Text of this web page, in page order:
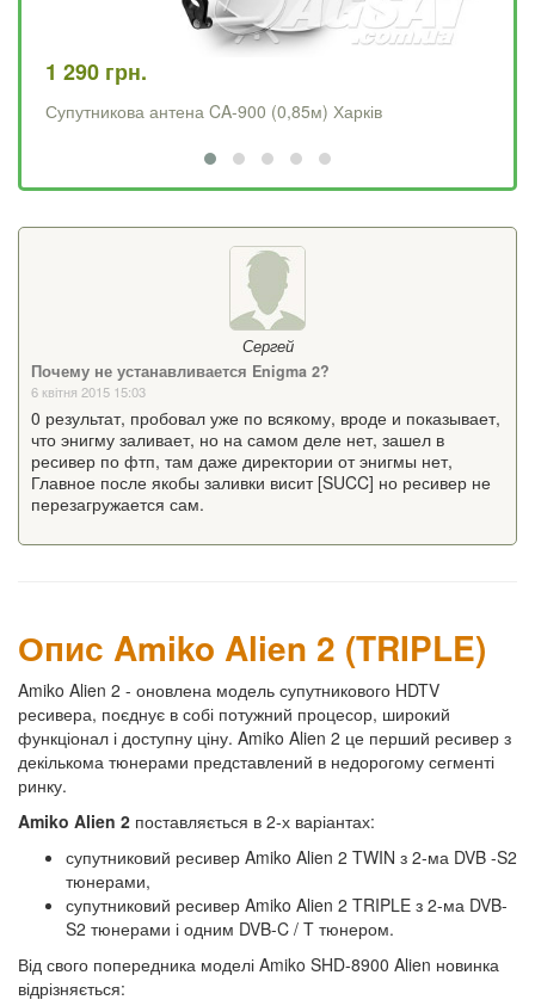
1 290 грн.
Супутникова антена CA-900 (0,85м) Харків
Сергей
Почему не устанавливается Enigma 2?
6 квітня 2015 15:03
0 результат, пробовал уже по всякому, вроде и показывает,
что энигму заливает, но на самом деле нет, зашел в
ресивер по фтп, там даже директории от энигмы нет,
Главное после якобы заливки висит [SUCC] но ресивер не
перезагружается сам.
Опис Amiko Alien 2 (TRIPLE)
Amiko Alien 2 - оновлена модель супутникового HDTV
ресивера, поєднує в собі потужний процесор, широкий
функціонал і доступну ціну. Amiko Alien 2 це перший ресивер з
декількома тюнерами представлений в недорогому сегменті
ринку.
Amiko Alien 2 поставляється в 2-х варіантах:
супутниковий ресивер Amiko Alien 2 TWIN з 2-ма DVB -S2
тюнерами,
супутниковий ресивер Amiko Alien 2 TRIPLE з 2-ма DVB-
S2 тюнерами і одним DVB-C / T тюнером.
Від свого попередника моделі Amiko SHD-8900 Alien новинка
відрізняється: